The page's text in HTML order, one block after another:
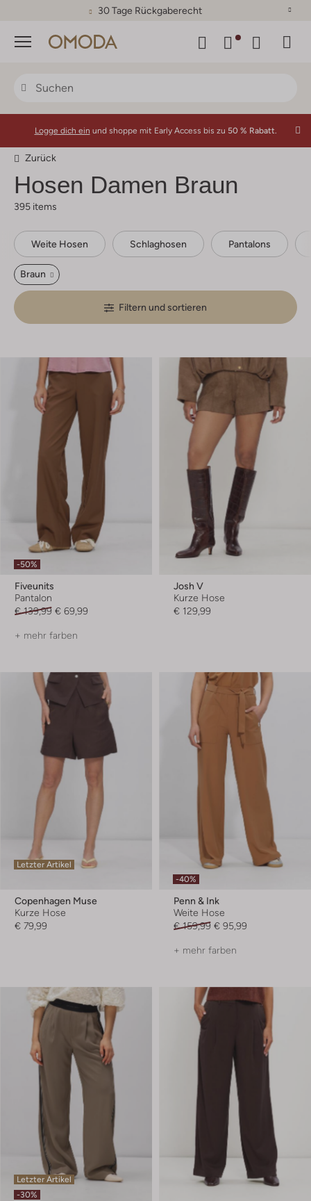
30 Tage Rückgaberecht
Menü
Logge dich ein und shoppe mit Early Access bis zu 50 % Rabatt.
Zurück
Hosen Damen Braun
395 items
Weite Hosen Schlaghosen Pantalons
Braun
Filtern und sortieren
-50%
Fiveunits
Pantalon
€ 139,99 € 69,99
+ mehr farben
Josh V
Kurze Hose
€ 129,99
Letzter Artikel
Copenhagen Muse
Kurze Hose
€ 79,99
-40%
Penn & Ink
Weite Hose
€ 159,99 € 95,99
+ mehr farben
Letzter Artikel
-30%